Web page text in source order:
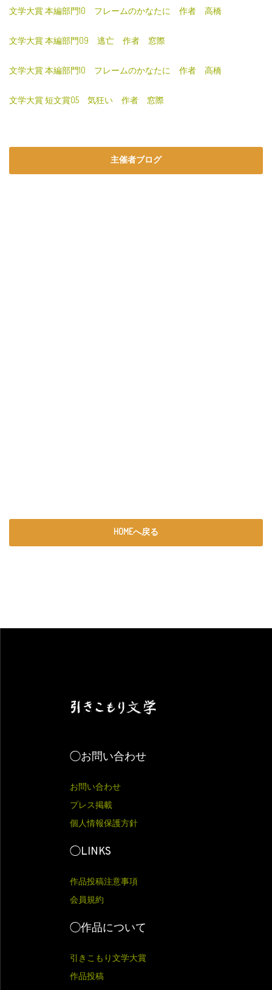
文学大賞 本編部門10 フレームのかなたに 作者 高橋
文学大賞 本編部門09 逃亡 作者 窓際
文学大賞 本編部門10 フレームのかなたに 作者 高橋
文学大賞 短文賞05 気狂い 作者 窓際
主催者ブログ
HOMEへ戻る
◯お問い合わせ
お問い合わせ
プレス掲載
個人情報保護方針
◯LINKS
作品投稿注意事項
会員規約
◯作品について
引きこもり文学大賞
作品投稿